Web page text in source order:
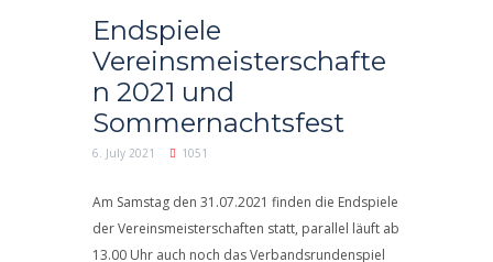
Endspiele
Vereinsmeisterschafte
n 2021 und
Sommernachtsfest
6. July 2021 1051
Am Samstag den 31.07.2021 finden die Endspiele
der Vereinsmeisterschaften statt, parallel läuft ab
13.00 Uhr auch noch das Verbandsrundenspiel